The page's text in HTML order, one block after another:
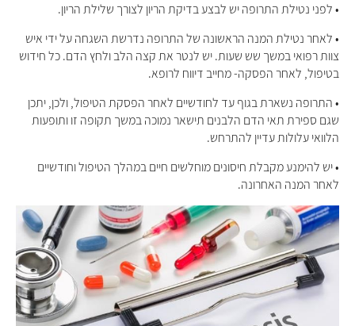
• לפני נטילת התרופה יש לבצע בדיקת הריון לצורך שלילת הריון.
• לאחר נטילת המנה הראשונה של התרופה נדרשת השגחה על ידי איש
צוות רפואי במשך שש שעות. יש לנטר את קצה הלב ולחץ הדם. כל חידוש
בטיפול, לאחר הפסקה- מחייב דיווח לרופא.
• התרופה נשארת בגוף עד לחודשיים לאחר הפסקת הטיפול, ולכן, יתכן
שגם ספירת תאי הדם הלבנים תישאר נמוכה במשך תקופה זו ותופעות
הלוואי עלולות עדיין להתרחש.
• יש להימנע מקבלת חיסונים מוחלשים חיים במהלך הטיפול וחודשיים
לאחר המנה האחרונה.